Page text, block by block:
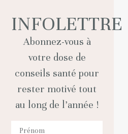
INFOLETTRE
Abonnez-vous à
votre dose de
conseils santé pour
rester motivé tout
au long de l’année !